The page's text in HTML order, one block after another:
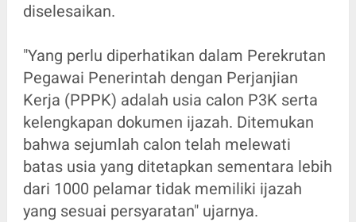
diselesaikan.
"Yang perlu diperhatikan dalam Perekrutan
Pegawai Penerintah dengan Perjanjian
Kerja (PPPK) adalah usia calon P3K serta
kelengkapan dokumen ijazah. Ditemukan
bahwa sejumlah calon telah melewati
batas usia yang ditetapkan sementara lebih
dari 1000 pelamar tidak memiliki ijazah
yang sesuai persyaratan" ujarnya.